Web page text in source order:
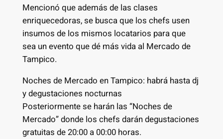
Mencionó que además de las clases
enriquecedoras, se busca que los chefs usen
insumos de los mismos locatarios para que
sea un evento que dé más vida al Mercado de
Tampico.
Noches de Mercado en Tampico: habrá hasta dj
y degustaciones nocturnas
Posteriormente se harán las “Noches de
Mercado” donde los chefs darán degustaciones
gratuitas de 20:00 a 00:00 horas.